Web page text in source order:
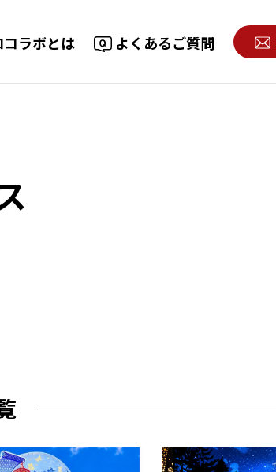
コラボとは よくあるご質問